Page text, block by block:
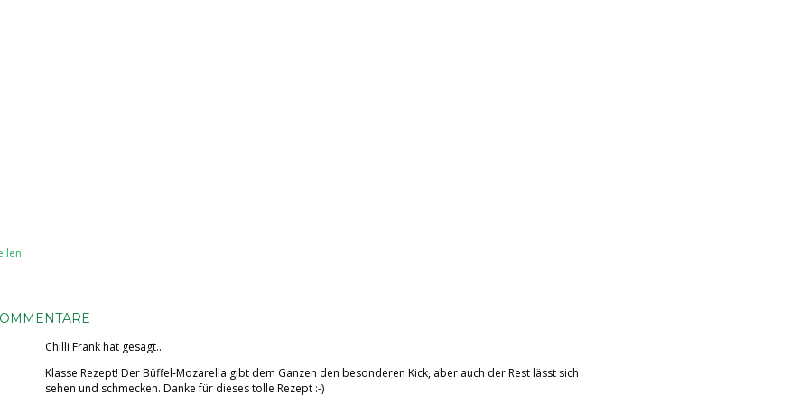
Chilli Frankhat gesagt…
Klasse Rezept! Der Büffel-Mozarella gibt dem Ganzen den besonderen Kick, aber auch der Rest lässt sich
sehen und schmecken. Danke für dieses tolle Rezept :-)